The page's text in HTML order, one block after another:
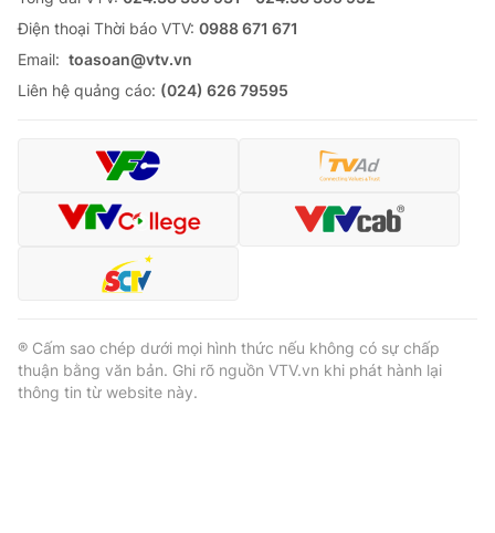
Ðiện thoại Thời báo VTV: 0988 671 671
Email: toasoan@vtv.vn
Liên hệ quảng cáo: (024) 626 79595
® Cấm sao chép dưới mọi hình thức nếu không có sự chấp
thuận bằng văn bản. Ghi rõ nguồn VTV.vn khi phát hành lại
thông tin từ website này.